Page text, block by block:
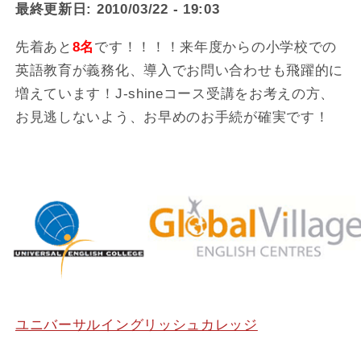
最終更新日: 2010/03/22 - 19:03
先着あと 8名 です！！！！来年度からの小学校での
英語教育が義務化、導入でお問い合わせも飛躍的に
増えています！J-shineコース受講をお考えの方、
お見逃しないよう、お早めのお手続が確実です！
ユニバーサルイングリッシュカレッジ